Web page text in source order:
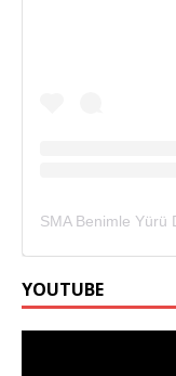
YOUTUBE